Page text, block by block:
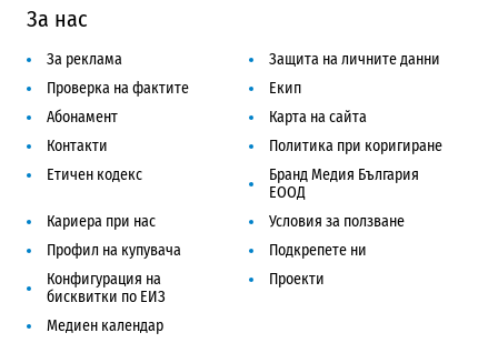
За нас
За реклама
Защита на личните данни
Проверка на фактите
Екип
Абонамент
Карта на сайта
Контакти
Политика при коригиране
Етичен кодекс
Бранд Медия България
ЕООД
Кариера при нас
Условия за ползване
Профил на купувача
Подкрепете ни
Конфигурация на
бисквитки по ЕИЗ
Проекти
Медиен календар